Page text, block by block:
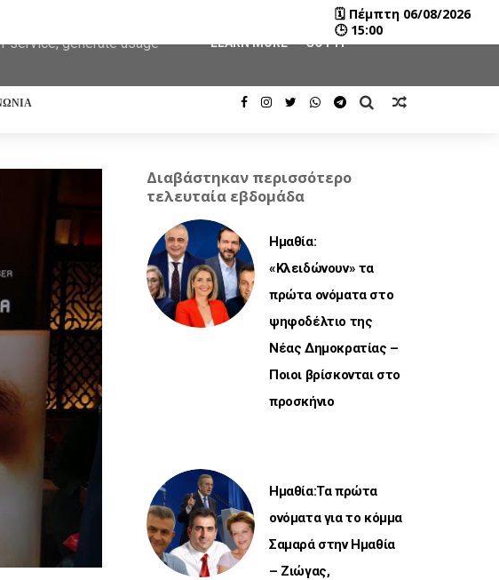
Διαβάστηκαν περισσότερο
τελευταία εβδομάδα
Ημαθία:
«Κλειδώνουν» τα
πρώτα ονόματα στο
ψηφοδέλτιο της
Νέας Δημοκρατίας –
Ποιοι βρίσκονται στο
προσκήνιο
Ημαθία:Τα πρώτα
ονόματα για το κόμμα
Σαμαρά στην Ημαθία
– Ζιώγας,
🗓 Πέμπτη 06/08/2026
🕒 15:00
service, generate usage
LEARN MORE GOT IT